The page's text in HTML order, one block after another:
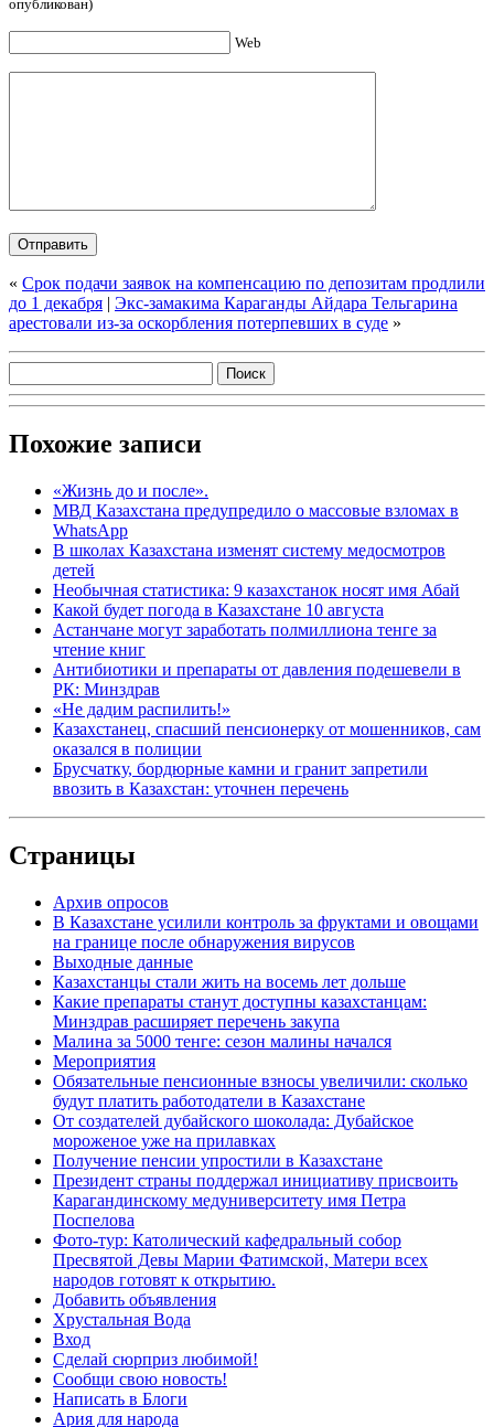
опубликован)
Web
« Срок подачи заявок на компенсацию по депозитам продлили
до 1 декабря | Экс-замакима Караганды Айдара Тельгарина
арестовали из-за оскорбления потерпевших в суде »
Похожие записи
«Жизнь до и после».
МВД Казахстана предупредило о массовые взломах в
WhatsApp
В школах Казахстана изменят систему медосмотров
детей
Необычная статистика: 9 казахстанок носят имя Абай
Какой будет погода в Казахстане 10 августа
Астанчане могут заработать полмиллиона тенге за
чтение книг
Антибиотики и препараты от давления подешевели в
РК: Минздрав
«Не дадим распилить!»
Казахстанец, спасший пенсионерку от мошенников, сам
оказался в полиции
Брусчатку, бордюрные камни и гранит запретили
ввозить в Казахстан: уточнен перечень
Страницы
Архив опросов
В Казахстане усилили контроль за фруктами и овощами
на границе после обнаружения вирусов
Выходные данные
Казахстанцы стали жить на восемь лет дольше
Какие препараты станут доступны казахстанцам:
Минздрав расширяет перечень закупа
Малина за 5000 тенге: сезон малины начался
Мероприятия
Обязательные пенсионные взносы увеличили: сколько
будут платить работодатели в Казахстане
От создателей дубайского шоколада: Дубайское
мороженое уже на прилавках
Получение пенсии упростили в Казахстане
Президент страны поддержал инициативу присвоить
Карагандинскому медуниверситету имя Петра
Поспелова
Фото-тур: Католический кафедральный собор
Пресвятой Девы Марии Фатимской, Матери всех
народов готовят к открытию.
Добавить объявления
Хрустальная Вода
Вход
Сделай сюрприз любимой!
Сообщи свою новость!
Написать в Блоги
Ария для народа